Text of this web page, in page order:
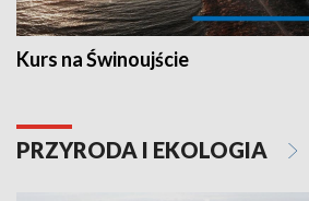
Kurs na Świnoujście
PRZYRODA I EKOLOGIA